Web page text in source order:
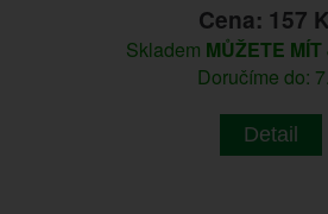
Cena: 157
Skladem MŮŽETE
Doručíme do:
Detail